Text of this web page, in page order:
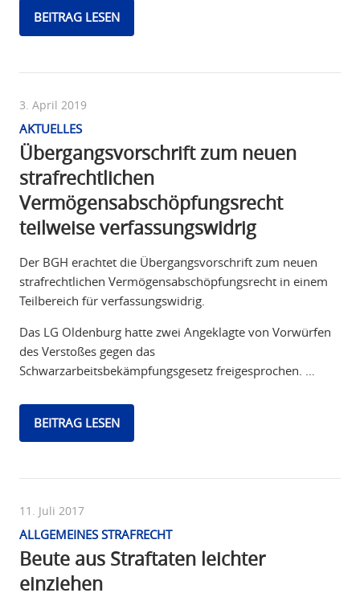
BEITRAG LESEN
3. April 2019
AKTUELLES
Übergangsvorschrift zum neuen
strafrechtlichen
Vermögensabschöpfungsrecht
teilweise verfassungswidrig
Der BGH erachtet die Übergangsvorschrift zum neuen
strafrechtlichen Vermögensabschöpfungsrecht in einem
Teilbereich für verfassungswidrig.
Das LG Oldenburg hatte zwei Angeklagte von Vorwürfen
des Verstoßes gegen das
Schwarzarbeitsbekämpfungsgesetz freigesprochen. …
BEITRAG LESEN
11. Juli 2017
ALLGEMEINES STRAFRECHT
Beute aus Straftaten leichter
einziehen